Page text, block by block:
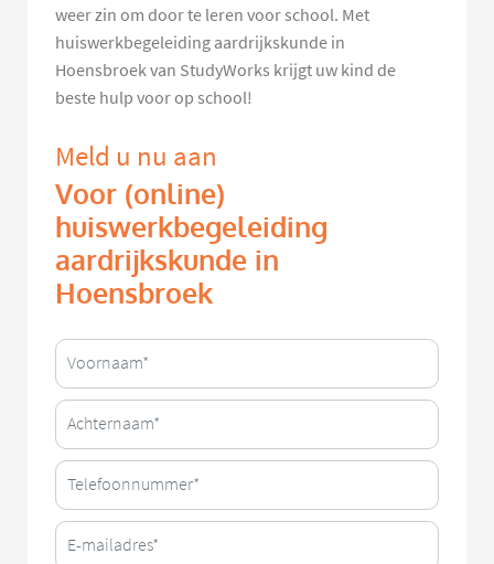
weer zin om door te leren voor school. Met
huiswerkbegeleiding aardrijkskunde in
Hoensbroek van StudyWorks krijgt uw kind de
beste hulp voor op school!
Meld u nu aan
Voor (online)
huiswerkbegeleiding
aardrijkskunde in
Hoensbroek